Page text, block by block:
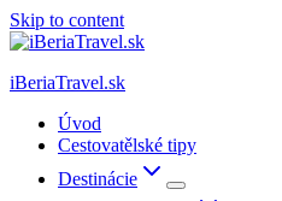
Skip to content
iBeriaTravel.sk
Úvod
Cestovatělské tipy
Destinácie